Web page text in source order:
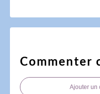
Commenter
Ajouter un